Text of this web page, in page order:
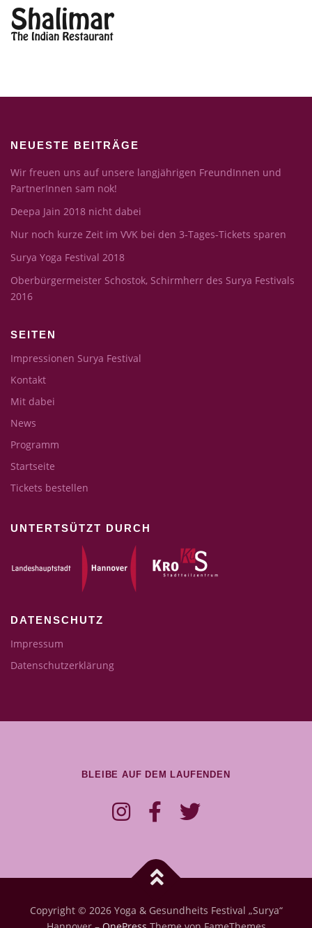
NEUESTE BEITRÄGE
Wir freuen uns auf unsere langjährigen FreundInnen und
PartnerInnen sam nok!
Deepa Jain 2018 nicht dabei
Nur noch kurze Zeit im VVK bei den 3-Tages-Tickets sparen
Surya Yoga Festival 2018
Oberbürgermeister Schostok, Schirmherr des Surya Festivals
2016
SEITEN
Impressionen Surya Festival
Kontakt
Mit dabei
News
Programm
Startseite
Tickets bestellen
UNTERTSÜTZT DURCH
DATENSCHUTZ
Impressum
Datenschutzerklärung
BLEIBE AUF DEM LAUFENDEN
Copyright © 2026 Yoga & Gesundheits Festival „Surya“